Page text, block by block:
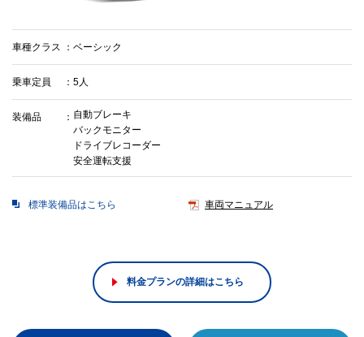
車種クラス ベーシック
乗車定員 5人
装備品
自動ブレーキ
バックモニター
ドライブレコーダー
安全運転支援
標準装備品はこちら 車両マニュアル
料金プランの詳細はこちら